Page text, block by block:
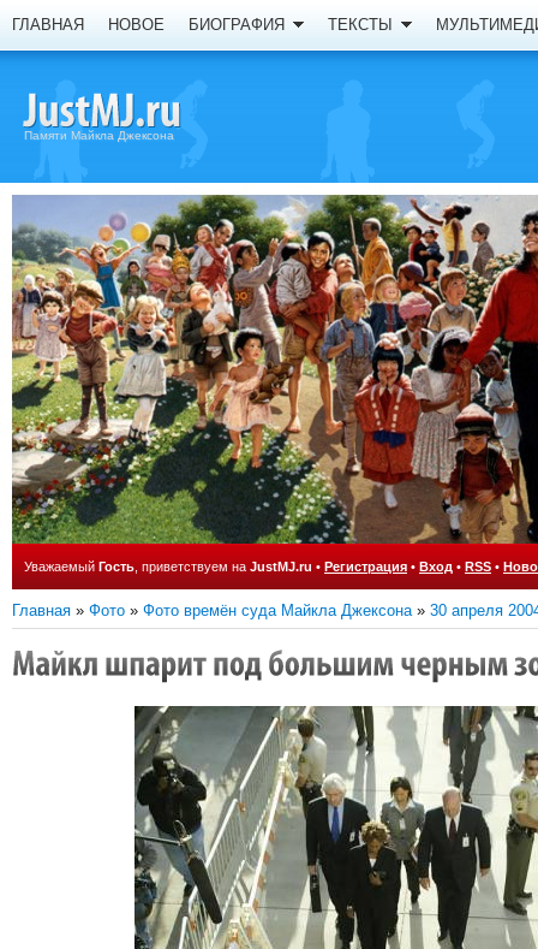
ГЛАВНАЯ НОВОЕ БИОГРАФИЯ ТЕКСТЫ
Памяти Майкла Джексона
Уважаемый Гость , приветствуем на JustMJ.ru • Регистрация • Вход • RSS •
Главная » Фото » Фото времён суда Майкла Джексона» 30 апреля